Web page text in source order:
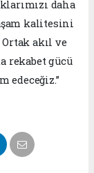
daha
kalitesini
akıl ve
rekabet gücü
edeceğiz.”